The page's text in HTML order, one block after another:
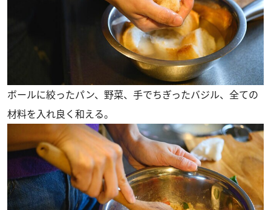
ボールに絞ったパン、野菜、手でちぎったバジル、全ての
材料を入れ良く和える。